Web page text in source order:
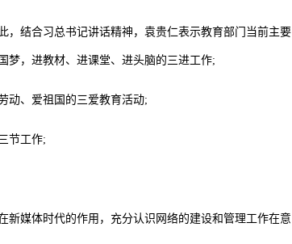
结合习总书记讲话精神，袁贵仁表示教育部门当前主要
梦，进教材、进课堂、进头脑的三进工作;
、爱祖国的三爱教育活动;
节工作;
媒体时代的作用，充分认识网络的建设和管理工作在意